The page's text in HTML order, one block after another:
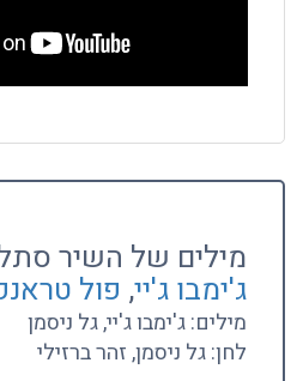
מילים של השיר
ג'ימבו ג'יי, פול
מילים: ג'ימבו ג'יי, גל ניסמן
לחן: גל ניסמן, זהר ברזילי